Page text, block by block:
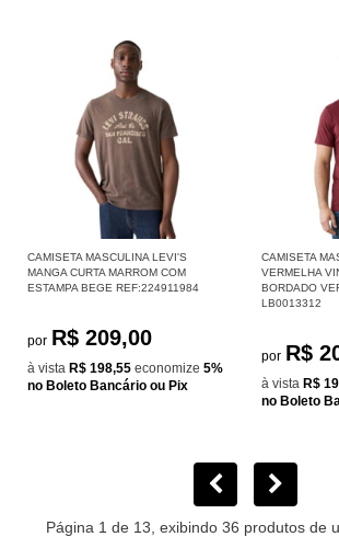
CAMISETA MASCULINA LEVI'S
MANGA CURTA MARROM COM
ESTAMPA BEGE REF:224911984
por R$ 209,00
à vista R$ 198,55 economize 5%
no Boleto Bancário ou Pix
CAMISETA
VERMELHA
BORDADO
LB0013312
por R$
à vista R$
no Boleto
Página 1 de 13, exibindo 36 produtos de